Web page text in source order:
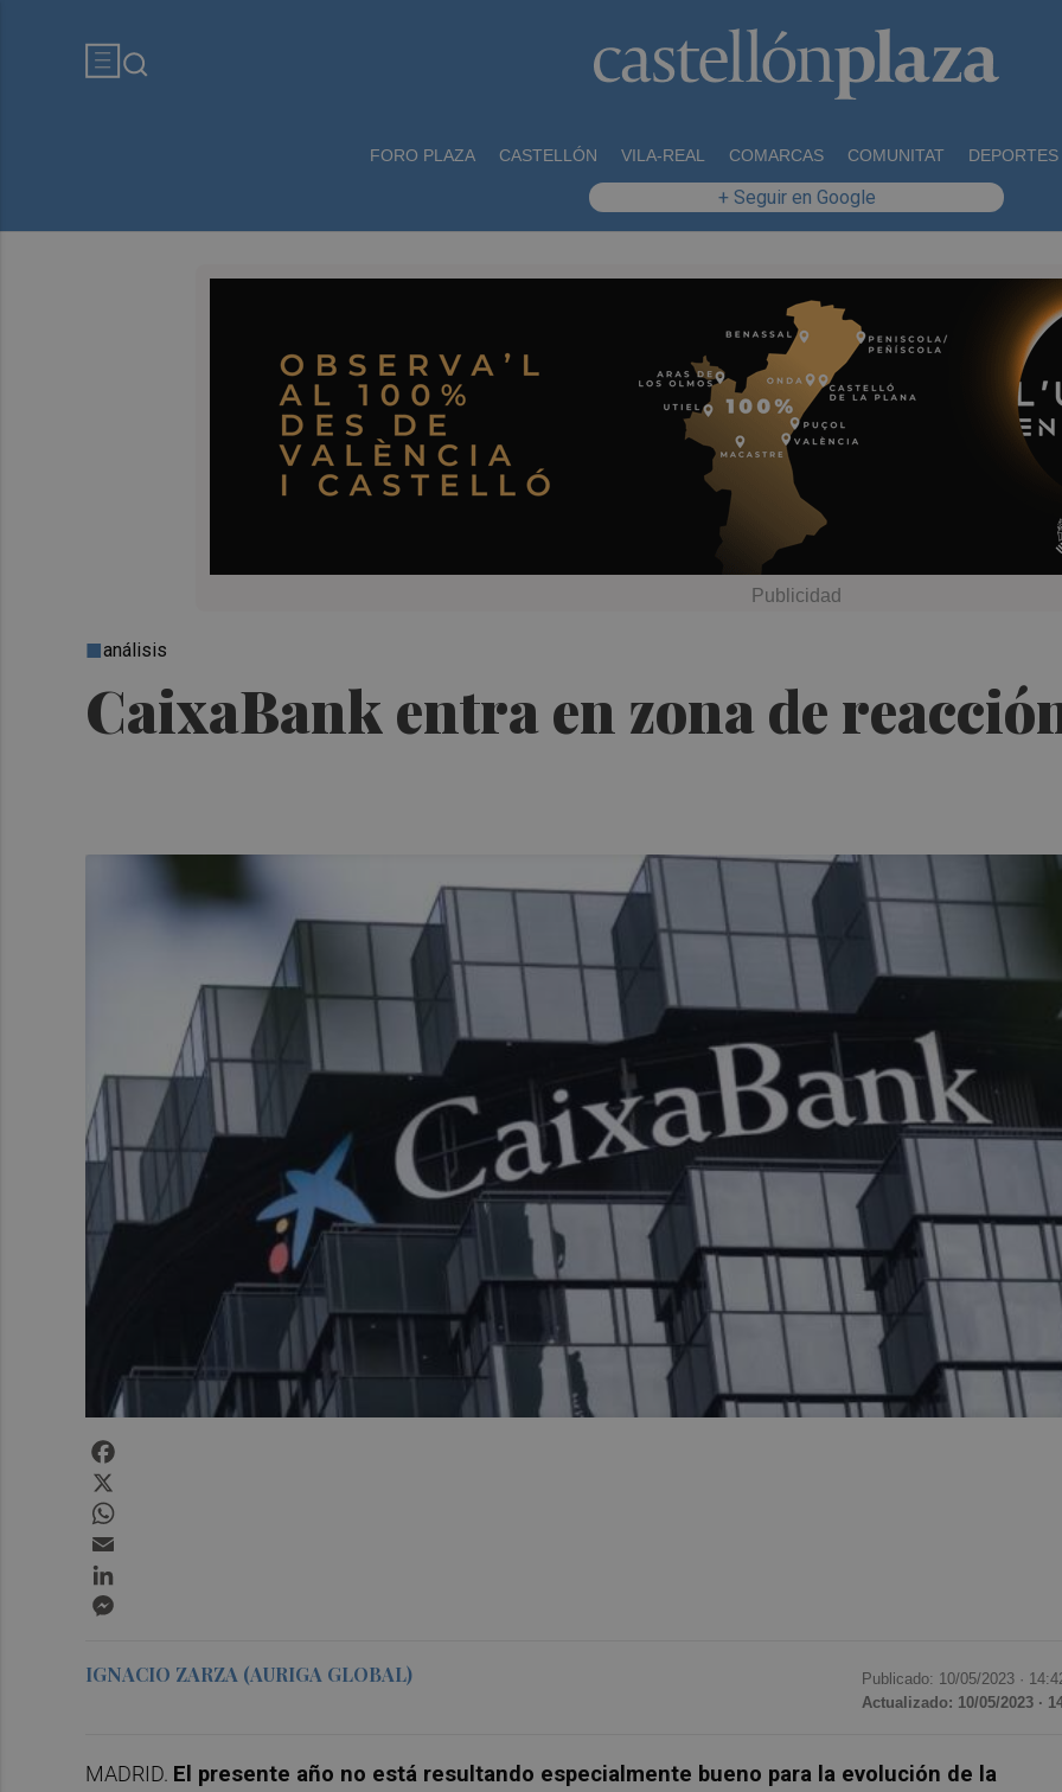
FORO PLAZA CASTELLÓN VILA-REAL COMARCAS COMUNITAT DEPORTES
+ Seguir en Google
CaixaBank entra en zona de
análisis
IGNACIO ZARZA (AURIGA GLOBAL) Publicado: 10/05/2023 ·
Actualizado: 10/05/2023 ·
MADRID. El presente año no está resultando especialmente bueno para la evolución de la